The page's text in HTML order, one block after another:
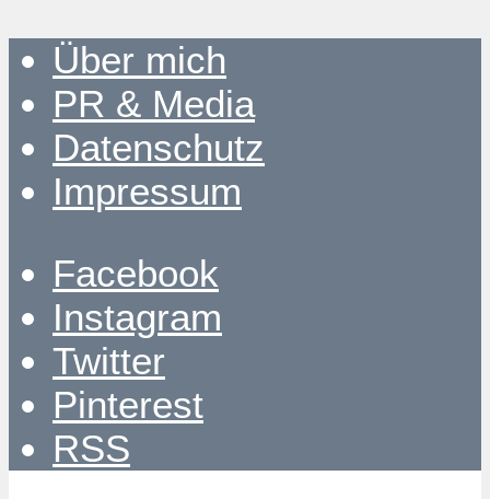
Über mich
PR & Media
Datenschutz
Impressum
Facebook
Instagram
Twitter
Pinterest
RSS